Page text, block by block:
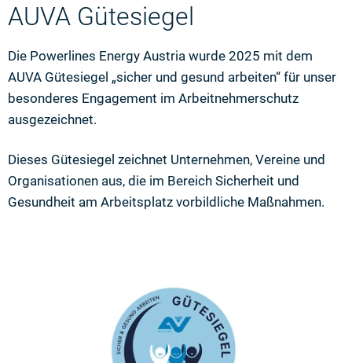
AUVA Gütesiegel
Die Powerlines Energy Austria wurde 2025 mit dem
AUVA Gütesiegel „sicher und gesund arbeiten“ für unser
besonderes Engagement im Arbeitnehmerschutz
ausgezeichnet.
Dieses Gütesiegel zeichnet Unternehmen, Vereine und
Organisationen aus, die im Bereich Sicherheit und
Gesundheit am Arbeitsplatz vorbildliche Maßnahmen.